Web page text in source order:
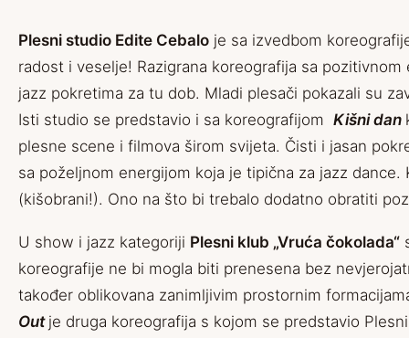
Plesni studio Edite Cebalo je sa izvedbom
radost i veselje! Razigrana koreografija sa
jazz pokretima za tu dob. Mladi plesači pokazali su
Isti studio se predstavio i sa koreografijom Kišni dan
plesne scene i filmova širom svijeta. Čisti i jasan
sa poželjnom energijom koja je tipična za jazz
(kišobrani!). Ono na što bi trebalo dodatno obratiti
U show i jazz kategoriji Plesni klub „Vruća čokolada“
koreografije ne bi mogla biti prenesena bez
također oblikovana zanimljivim prostornim
Out je druga koreografija s kojom se predstavio